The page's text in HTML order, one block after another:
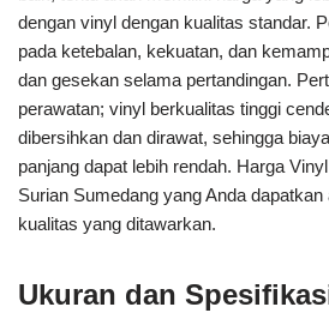
dengan vinyl dengan kualitas standar.
pada ketebalan, kekuatan, dan
dan gesekan selama pertandingan.
perawatan; vinyl berkualitas tinggi
dibersihkan dan dirawat, sehingga
panjang dapat lebih rendah. Harga
Surian Sumedang yang Anda
kualitas yang ditawarkan.
Ukuran dan